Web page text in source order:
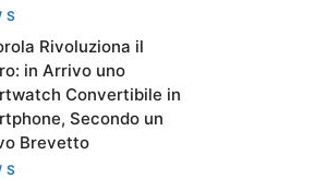
Rivoluziona il
in Arrivo uno
Convertibile in
Secondo un
Brevetto